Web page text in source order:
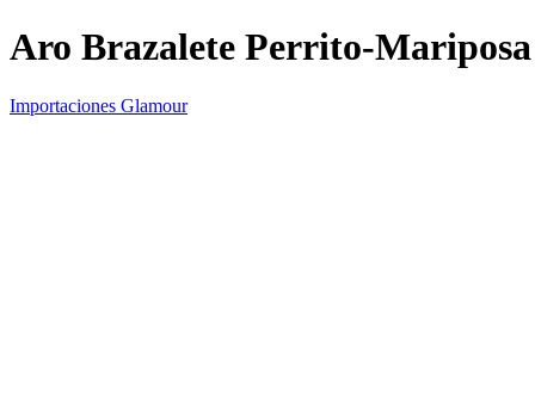
Aro Brazalete Perrito-Mariposa
Importaciones Glamour